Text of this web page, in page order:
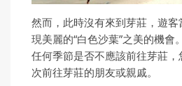
然而，此時沒有來到芽莊，遊
現美麗的“白色沙葉”之美的機會
任何季節是否不應該前往芽莊
次前往芽莊的朋友或親戚。